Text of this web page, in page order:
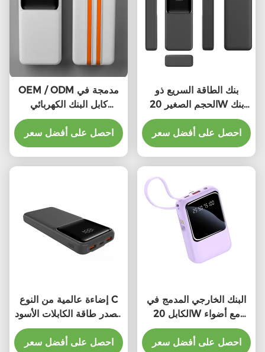
OEM / ODM مدمجة في
كابل البنك الكهربائي
المصغر بنك الكهرباء مع
مدمجة في كابل
احصل على أفضل سعر
بنك الطاقة السريع ذو
الحجم الصغير 20W بنك
الطاقة السفر المحمول
20000mAh
احصل على أفضل سعر
إضاءة عالمية من النوع C
مصدر طاقة الكابلات الأسود
الأبيض حماية من الإفراط
في الشحن
احصل على أفضل سعر
البنك الخارجي المدمج في
الكابل 20W مع أضواء
مؤشرات LED
احصل على أفضل سعر